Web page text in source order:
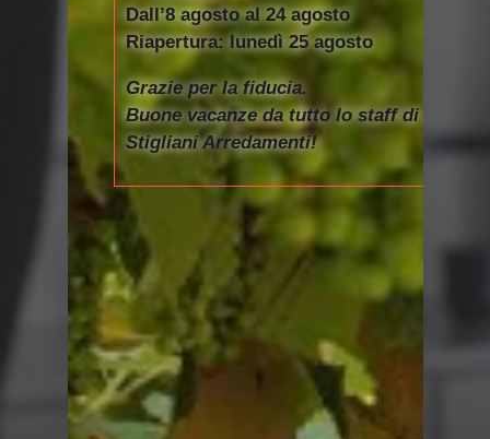
Dall’8 agosto al 24 agosto
Riapertura: lunedì 25 agosto
Grazie per la fiducia.
Buone vacanze da tutto lo staff di
Stigliani Arredamenti!